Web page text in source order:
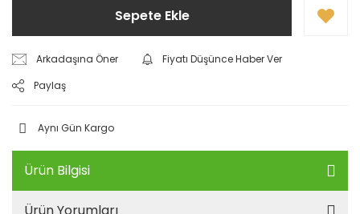
Sepete Ekle
Arkadaşına Öner
Fiyatı Düşünce Haber Ver
Paylaş
Aynı Gün Kargo
Ürün Bilgisi